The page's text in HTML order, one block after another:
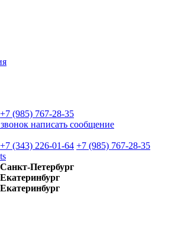
+7 (985) 767-28-35
написать сообщение
+7 (343) 226-01-64 +7 (985) 767-28-35
Санкт-Петербург
Екатеринбург
Екатеринбург